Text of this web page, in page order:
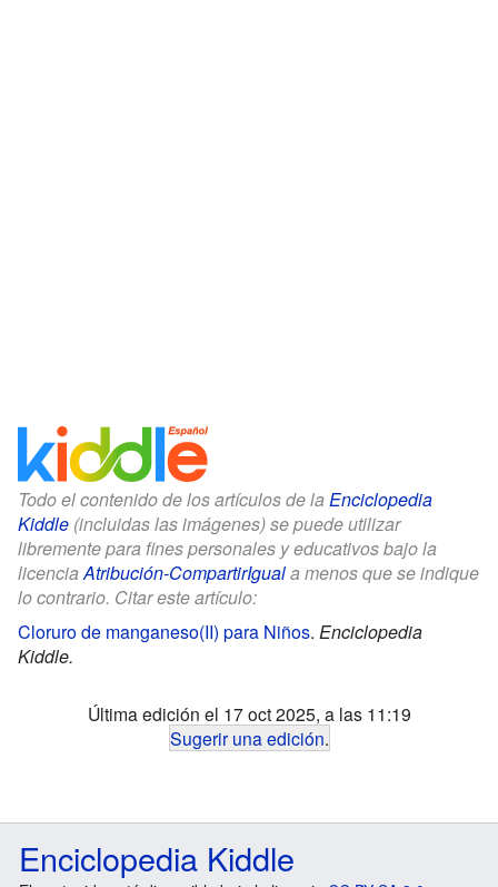
Todo el contenido de los artículos de la Enciclopedia
Kiddle (incluidas las imágenes) se puede utilizar
libremente para fines personales y educativos bajo la
licencia Atribución-CompartirIguala menos que se indique
lo contrario. Citar este artículo:
Cloruro de manganeso(II) para Niños. Enciclopedia
Kiddle.
Última edición el 17 oct 2025, a las 11:19
Sugerir una edición.
Enciclopedia Kiddle